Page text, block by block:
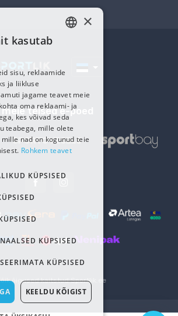
meie teised e-poed
õigused kaitstudSportlik.ee
×
kasutab
sisu, reklaamide
ja liikluse
jagame teavet meie
oma reklaami- ja
kes võivad seda
teabega, mille olete
nad on kogunud teie
Rohkem teavet
KÜPSISED
KÜPSISED
KÜPSISED
KEELDU KÕIGIST